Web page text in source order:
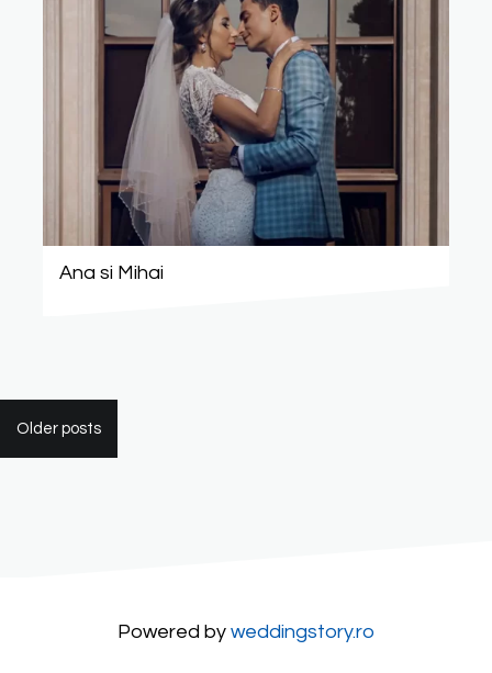
Ana si Mihai
navigation
Older posts
Powered by weddingstory.ro